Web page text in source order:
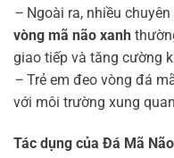
– Ngoài ra, nhiều
vòng mã não xanh
giao tiếp và tăng cường
– Trẻ em đeo vòng đá
với môi trường xung
Tác dụng của Đá Mã